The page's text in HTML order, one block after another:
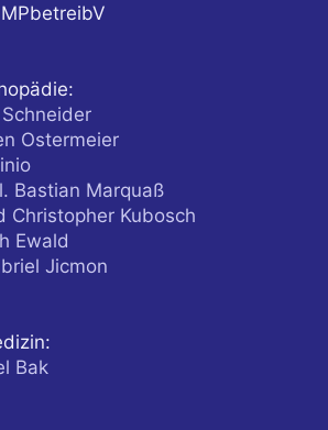
Ostermeier
Bastian Marquaß
Christopher Kubosch
Ewald
Jicmon
Bak